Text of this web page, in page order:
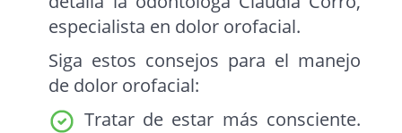
especialista en dolor orofacial.
Siga estos consejos para el manejo
de dolor orofacial:
Tratar de estar más consciente.